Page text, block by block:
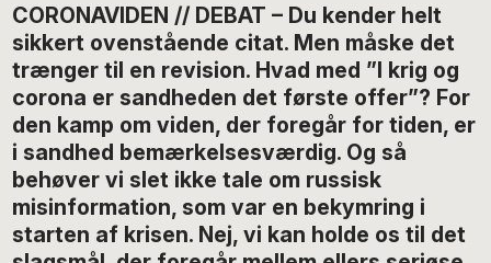
CORONAVIDEN // DEBAT – Du kender helt
sikkert ovenstående citat. Men måske det
trænger til en revision. Hvad med ”I krig og
corona er sandheden det første offer”? For
den kamp om viden, der foregår for tiden, er
i sandhed bemærkelsesværdig. Og så
behøver vi slet ikke tale om russisk
misinformation, som var en bekymring i
starten af krisen. Nej, vi kan holde os til det